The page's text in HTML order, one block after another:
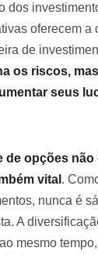
dos
oferecem a
de
os riscos,
seus
de opções não
vital .
nunca é
A
mesmo